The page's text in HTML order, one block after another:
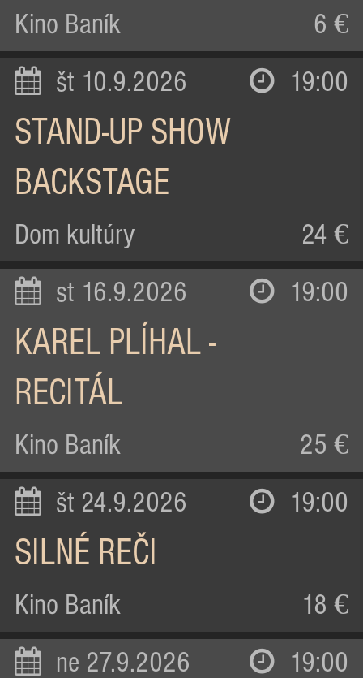
Kino Baník 6 €
št 10.9.2026 19:00
STAND-UP SHOW
BACKSTAGE
Dom kultúry 24 €
st 16.9.2026 19:00
KAREL PLÍHAL -
RECITÁL
Kino Baník 25 €
št 24.9.2026 19:00
SILNÉ REČI
Kino Baník 18 €
ne 27.9.2026 19:00